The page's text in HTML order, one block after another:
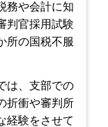
務や会計に知
判官採用試験
所の国税不服
は、支部での
折衝や審判所
経験をさせて